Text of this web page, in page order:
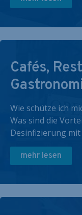
Cafés,
Wie schütze ich
Was sind die
Desinfizierung mit
mehr lesen